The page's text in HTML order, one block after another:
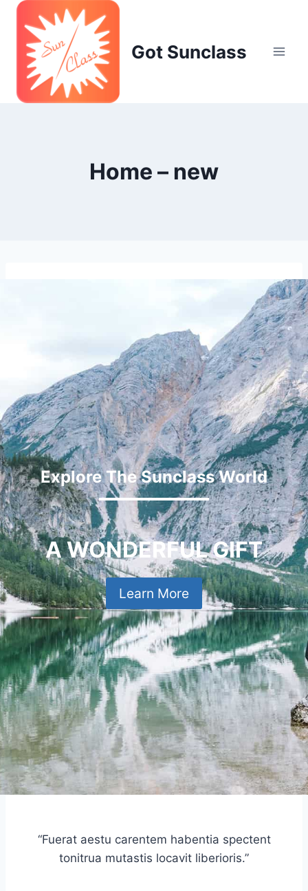
Skip
content
Got Sunclass
Home – new
Explore The Sunclass World
A WONDERFUL GIFT
Learn More
“Fuerat aestu carentem habentia spectent
tonitrua mutastis locavit liberioris.”